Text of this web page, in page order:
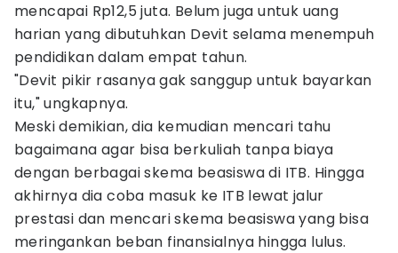
mencapai Rp12,5 juta. Belum juga untuk uang
harian yang dibutuhkan Devit selama menempuh
pendidikan dalam empat tahun.
"Devit pikir rasanya gak sanggup untuk bayarkan
itu," ungkapnya.
Meski demikian, dia kemudian mencari tahu
bagaimana agar bisa berkuliah tanpa biaya
dengan berbagai skema beasiswa di ITB. Hingga
akhirnya dia coba masuk ke ITB lewat jalur
prestasi dan mencari skema beasiswa yang bisa
meringankan beban finansialnya hingga lulus.